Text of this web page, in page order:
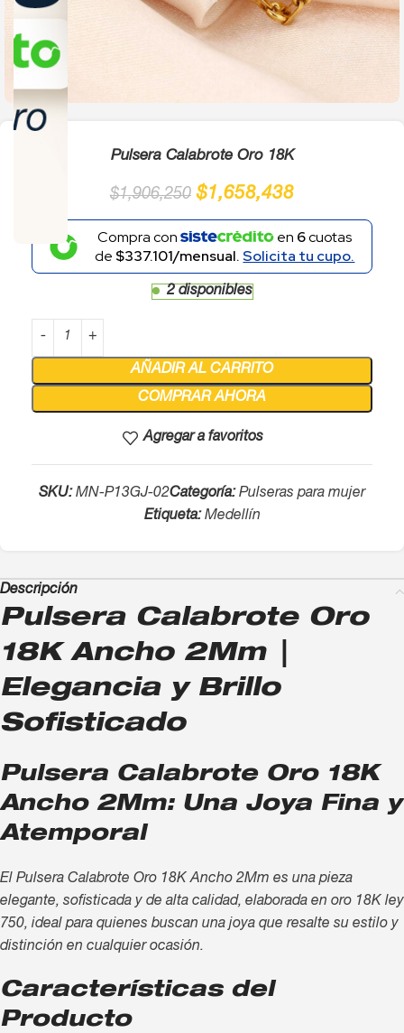
Click to enlarge
Pulsera Calabrote Oro 18K
$1,906,250 $1,658,438
Compra con en 6cuotas
de $337.101/mensual.Solicita tu cupo.
2 disponibles
AÑADIR AL CARRITO
COMPRAR AHORA
Agregar a favoritos
SKU:MN-P13GJ-02Categoría: Pulseras para mujer
Etiqueta: Medellín
Descripción
Pulsera Calabrote Oro
18K Ancho 2Mm |
Elegancia y Brillo
Sofisticado
Pulsera Calabrote Oro 18K
Ancho 2Mm: Una Joya Fina y
Atemporal
El Pulsera Calabrote Oro 18K Ancho 2Mm es una pieza
elegante, sofisticada y de alta calidad, elaborada en oro 18K ley
750, ideal para quienes buscan una joya que resalte su estilo y
distinción en cualquier ocasión.
Características del
Producto